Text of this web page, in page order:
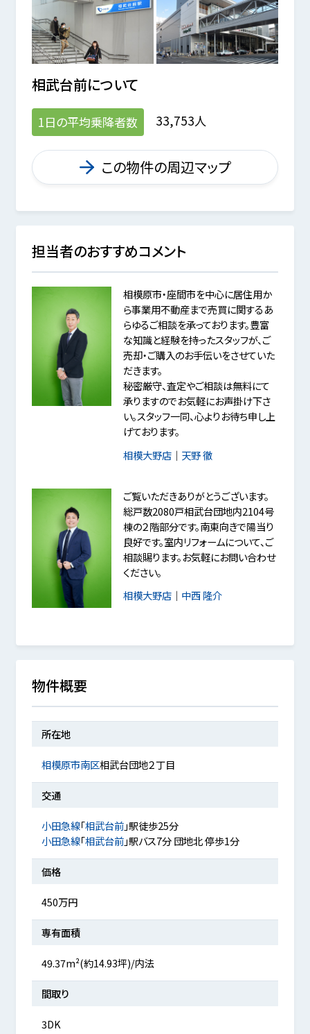
相武台前について
1日の平均乗降者数 33,753人
この物件の周辺マップ
担当者のおすすめコメント
相模原市・座間市を中心に居住用か
ら事業用不動産まで売買に関するあ
らゆるご相談を承っております。豊富
な知識と経験を持ったスタッフが、ご
売却・ご購入のお手伝いをさせていた
だきます。
秘密厳守、査定やご相談は無料にて
承りますのでお気軽にお声掛け下さ
い。スタッフ一同、心よりお待ち申し上
げております。
相模大野店｜ 天野 徹
ご覧いただきありがとうございます。
総戸数2080戸相武台団地内2104号
棟の２階部分です。南東向きで陽当り
良好です。室内リフォームについて、ご
相談賜ります。お気軽にお問い合わせ
ください。
相模大野店｜ 中西 隆介
物件概要
所在地
相模原市南区相武台団地２丁目
交通
小田急線「相武台前」駅徒歩25分
小田急線「相武台前」駅バス7分 団地北 停歩1分
価格
450万円
専有面積
49.37m²(約14.93坪)/内法
間取り
3DK